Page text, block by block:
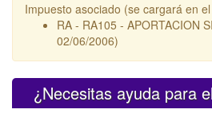
Impuesto asociado (se cargará en
RA - RA105 - APORTACION
02/06/2006)
¿Necesitas ayuda para